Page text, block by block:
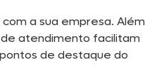
a sua empresa. Além
de atendimento facilitam
de destaque do